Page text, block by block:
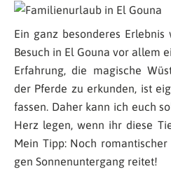
Ein ganz besonderes
Besuch in El Gouna vor allem
Erfahrung, die magische
der Pferde zu erkunden, ist
fassen. Daher kann ich euch
Herz legen, wenn ihr diese
Mein Tipp: Noch
gen Sonnenuntergang reitet!